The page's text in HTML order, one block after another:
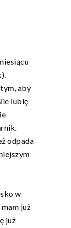
aby
lubię
odpada
w
już
już